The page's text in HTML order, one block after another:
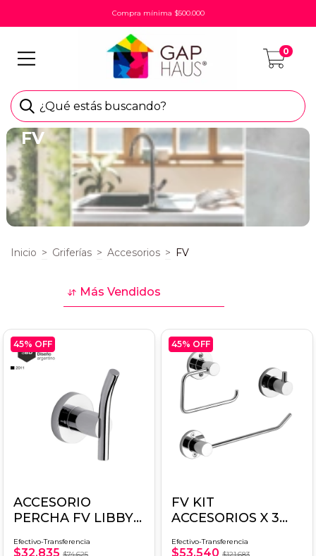
Compra mínima $500.000
¿Qué estás buscando?
0
FV
Inicio > Griferías > Accesorios > FV
45% OFF
ACCESORIO
PERCHA FV LIBBY
Efectivo-Transferencia
$32.835
45% OFF
FV KIT
ACCESORIOS X 3
0179.03/B1
Efectivo-Transferencia
$53.540